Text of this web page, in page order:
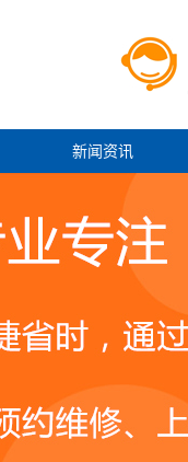
新闻资讯